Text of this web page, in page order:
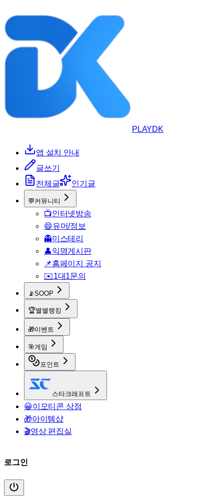
PLAYDK
앱 설치 안내
글쓰기
전체글
인기글
💬커뮤니티
📺인터넷방송
😄유머/정보
👻미스테리
👤익명게시판
📌홈페이지 공지
✉️1대1문의
📡SOOP
🏆별별랭킹
🎁이벤트
🎯게임
포인트
스타크래프트
😀이모티콘 상점
🎁아이템샵
🎬영상 편집실
로그인